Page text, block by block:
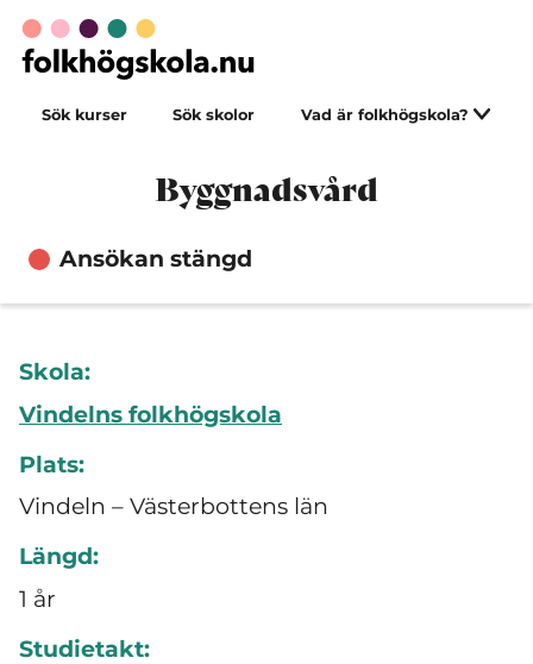
Sök kurser Sök skolor Vad är folkhögskola?
Byggnadsvård
Ansökan stängd
Skola:
Vindelns folkhögskola
Plats:
Vindeln – Västerbottens län
Längd:
1 år
Studietakt: